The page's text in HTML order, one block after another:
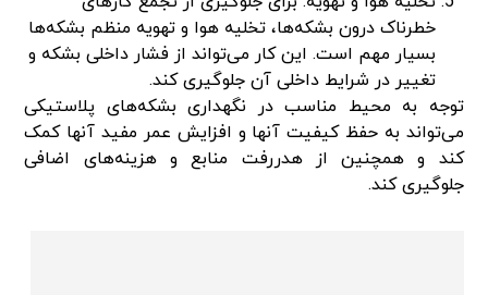
خطرناک درون بشکه‌ها، تخلیه هوا و تهویه منظم بشکه‌ها
بسیار مهم است. این کار می‌تواند از فشار داخلی بشکه و
تغییر در شرایط داخلی آن جلوگیری کند.
توجه به محیط مناسب در نگهداری بشکه‌های پلاستیکی
می‌تواند به حفظ کیفیت آنها و افزایش عمر مفید آنها کمک
کند و همچنین از هدررفت منابع و هزینه‌های اضافی
جلوگیری کند.